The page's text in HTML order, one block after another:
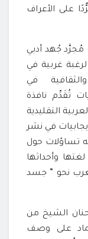
على الأعراف
جُهد أدبي
غربية في
في
تُقَدِّم نافذة
التقليدية
في نشر
تساؤلات حول
وأحداثها
نحو ” جسد
الشيخ من
على وصف